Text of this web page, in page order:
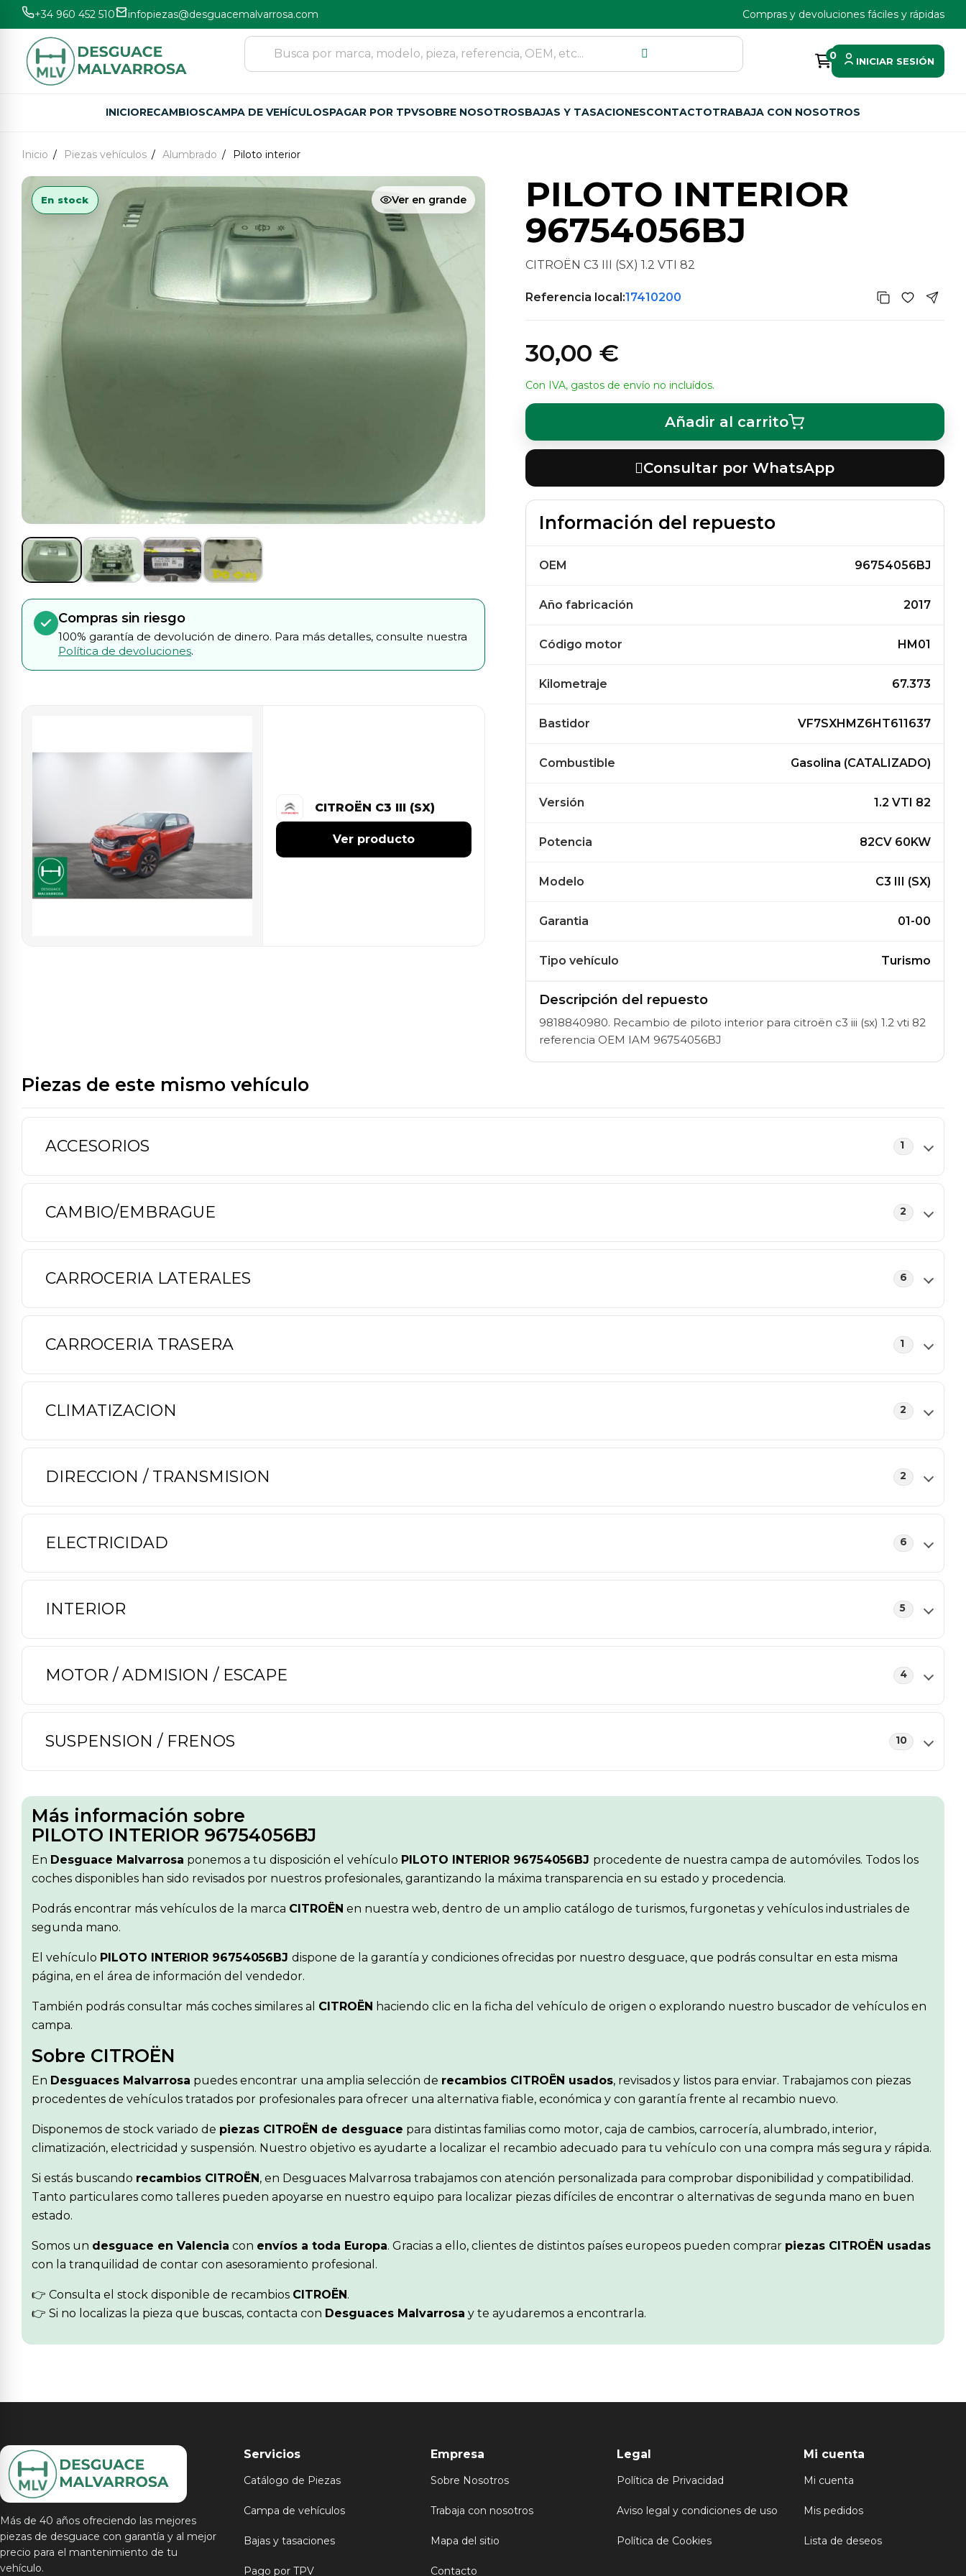
+34 960 452 510 infopiezas@desguacemalvarrosa.com Compras y devoluciones fáciles y rápidas
0 INICIAR SESIÓN
INICIORECAMBIOSCAMPA DE VEHÍCULOSPAGAR POR TPVSOBRE NOSOTROSBAJAS Y TASACIONESCONTACTOTRABAJA CON NOSOTROS
Inicio Piezas vehículos Alumbrado Piloto interior
Ver en grande
En stock
Compras sin riesgo
100% garantía de devolución de dinero. Para más detalles, consulte nuestra
Política de devoluciones.
CITROËN C3 III (SX)
Ver producto
PILOTO INTERIOR
96754056BJ
CITROËN C3 III (SX) 1.2 VTI 82
Referencia local:17410200
30,00 €
Con IVA, gastos de envío no incluídos.
Añadir al carrito
Consultar por WhatsApp
Información del repuesto
OEM 96754056BJ
Año fabricación 2017
Código motor HM01
Kilometraje 67.373
Bastidor VF7SXHMZ6HT611637
Combustible Gasolina (CATALIZADO)
Versión 1.2 VTI 82
Potencia 82CV 60KW
Modelo C3 III (SX)
Garantia 01-00
Tipo vehículo Turismo
Descripción del repuesto
9818840980. Recambio de piloto interior para citroën c3 iii (sx) 1.2 vti 82
referencia OEM IAM 96754056BJ
Piezas de este mismo vehículo
ACCESORIOS 1
CAMBIO/EMBRAGUE 2
CARROCERIA LATERALES 6
CARROCERIA TRASERA 1
CLIMATIZACION 2
DIRECCION / TRANSMISION 2
ELECTRICIDAD 6
INTERIOR 5
MOTOR / ADMISION / ESCAPE 4
SUSPENSION / FRENOS 10
Más información sobre
PILOTO INTERIOR 96754056BJ
En Desguace Malvarrosa ponemos a tu disposición el vehículo PILOTO INTERIOR 96754056BJ procedente de nuestra campa de automóviles. Todos los
coches disponibles han sido revisados por nuestros profesionales, garantizando la máxima transparencia en su estado y procedencia.
Podrás encontrar más vehículos de la marca CITROËN en nuestra web, dentro de un amplio catálogo de turismos, furgonetas y vehículos industriales de
segunda mano.
El vehículo PILOTO INTERIOR 96754056BJ dispone de la garantía y condiciones ofrecidas por nuestro desguace, que podrás consultar en esta misma
página, en el área de información del vendedor.
También podrás consultar más coches similares al CITROËN haciendo clic en la ficha del vehículo de origen o explorando nuestro buscador de vehículos en
campa.
Sobre CITROËN
En Desguaces Malvarrosa puedes encontrar una amplia selección de recambios CITROËN usados, revisados y listos para enviar. Trabajamos con piezas
procedentes de vehículos tratados por profesionales para ofrecer una alternativa fiable, económica y con garantía frente al recambio nuevo.
Disponemos de stock variado de piezas CITROËN de desguace para distintas familias como motor, caja de cambios, carrocería, alumbrado, interior,
climatización, electricidad y suspensión. Nuestro objetivo es ayudarte a localizar el recambio adecuado para tu vehículo con una compra más segura y rápida.
Si estás buscando recambios CITROËN, en Desguaces Malvarrosa trabajamos con atención personalizada para comprobar disponibilidad y compatibilidad.
Tanto particulares como talleres pueden apoyarse en nuestro equipo para localizar piezas difíciles de encontrar o alternativas de segunda mano en buen
estado.
Somos un desguace en Valencia con envíos a toda Europa. Gracias a ello, clientes de distintos países europeos pueden comprar piezas CITROËN usadas
con la tranquilidad de contar con asesoramiento profesional.
👉 Consulta el stock disponible de recambios CITROËN.
👉 Si no localizas la pieza que buscas, contacta con Desguaces Malvarrosa y te ayudaremos a encontrarla.
Más de 40 años ofreciendo las mejores
piezas de desguace con garantía y al mejor
precio para el mantenimiento de tu
vehículo.
Servicios
Catálogo de Piezas
Campa de vehículos
Bajas y tasaciones
Pago por TPV
Empresa
Sobre Nosotros
Trabaja con nosotros
Mapa del sitio
Contacto
Legal
Política de Privacidad
Aviso legal y condiciones de uso
Política de Cookies
Mi cuenta
Mi cuenta
Mis pedidos
Lista de deseos